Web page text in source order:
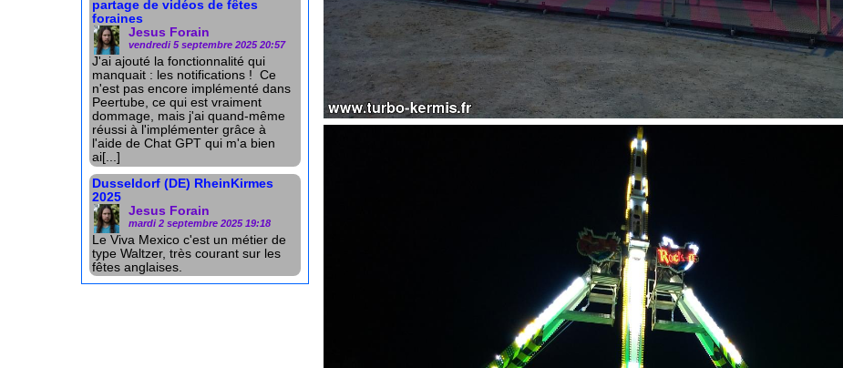
partage de vidéos de fêtes
foraines
Jesus Forain
vendredi 5 septembre 2025 20:57
J'ai ajouté la fonctionnalité qui
manquait : les notifications ! Ce
n'est pas encore implémenté dans
Peertube, ce qui est vraiment
dommage, mais j'ai quand-même
réussi à l'implémenter grâce à
l'aide de Chat GPT qui m'a bien
ai[...]
Dusseldorf (DE) RheinKirmes
2025
Jesus Forain
mardi 2 septembre 2025 19:18
Le Viva Mexico c'est un métier de
type Waltzer, très courant sur les
fêtes anglaises.